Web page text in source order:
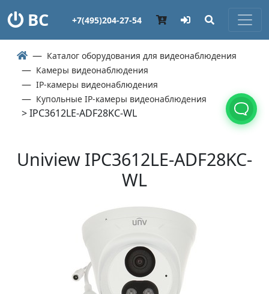
ВС +7(495)204-27-54
Каталог оборудования для видеонаблюдения
Камеры видеонаблюдения
IP-камеры видеонаблюдения
Купольные IP-камеры видеонаблюдения
> IPC3612LE-ADF28KC-WL
Uniview IPC3612LE-ADF28KC-
WL